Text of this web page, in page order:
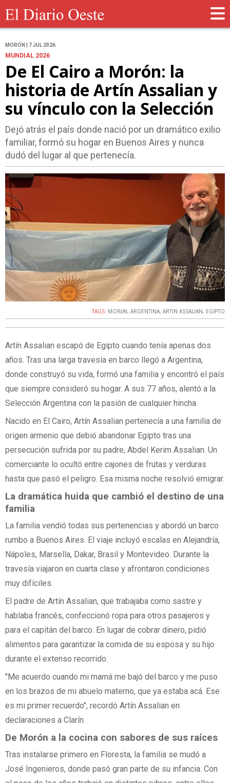
MORÓN | 7 JUL 2026
MUNDIAL 2026
De El Cairo a Morón: la
historia de Artín Assalian y
su vínculo con la Selección
Dejó atrás el país donde nació por un dramático exilio
familiar, formó su hogar en Buenos Aires y nunca
dudó del lugar al que pertenecía.
TAGS: MORóN, ARGENTINA, ARTíN ASSALIAN, EGIPTO
Artín Assalian escapó de Egipto cuando tenía apenas dos
años. Tras una larga travesía en barco llegó a Argentina,
donde construyó su vida, formó una familia y encontró el país
que siempre consideró su hogar. A sus 77 años, alentó a la
Selección Argentina con la pasión de cualquier hincha.
Nacido en El Cairo, Artín Assalian pertenecía a una familia de
origen armenio que debió abandonar Egipto tras una
persecución sufrida por su padre, Abdel Kerim Assalian. Un
comerciante lo ocultó entre cajones de frutas y verduras
hasta que pasó el peligro. Esa misma noche resolvió emigrar.
La dramática huida que cambió el destino de una
familia
La familia vendió todas sus pertenencias y abordó un barco
rumbo a Buenos Aires. El viaje incluyó escalas en Alejandría,
Nápoles, Marsella, Dakar, Brasil y Montevideo. Durante la
travesía viajaron en cuarta clase y afrontaron condiciones
muy difíciles.
El padre de Artín Assalian, que trabajaba como sastre y
hablaba francés, confeccionó ropa para otros pasajeros y
para el capitán del barco. En lugar de cobrar dinero, pidió
alimentos para garantizar la comida de su esposa y su hijo
durante el extenso recorrido.
"Me acuerdo cuando mi mamá me bajó del barco y me puso
en los brazos de mi abuelo materno, que ya estaba acá. Ese
es mi primer recuerdo", recordó Artín Assalian en
declaraciones a Clarín.
De Morón a la cocina con sabores de sus raíces
Tras instalarse primero en Floresta, la familia se mudó a
José Ingenieros, donde pasó gran parte de su infancia. Con